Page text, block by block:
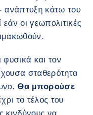
ανάπτυξη κάτω του
οι γεωπολιτικές
φυσικά και τον
σταθερότητα
Θα μπορούσε
το τέλος του